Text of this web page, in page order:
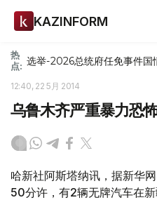
KAZINFORM
热
点: 选举-2026总统府任免事件国
12:40, 22 5月 2014
乌鲁木齐严重暴力恐
哈新社阿斯塔纳讯，据新华
50分许，有2辆无牌汽车在